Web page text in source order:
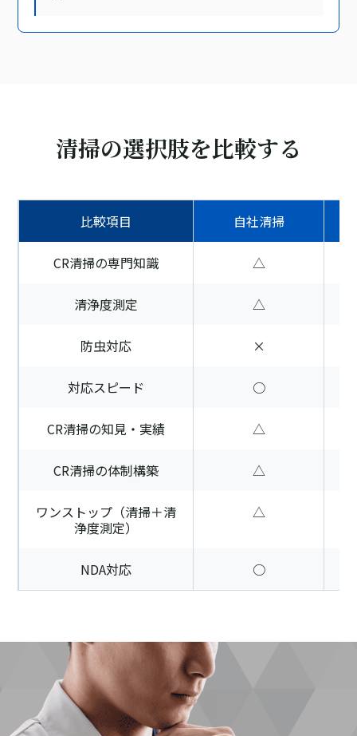
清掃の選択肢を比較する
比較項目 自社清掃
CR清掃の専門知識 △
清浄度測定 △
防虫対応 ×
対応スピード ○
CR清掃の知見・実績 △
CR清掃の体制構築 △
ワンストップ（清掃＋清
浄度測定）
△
NDA対応 ○